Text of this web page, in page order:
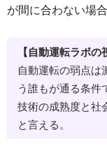
が間に合わない場合
【自動運転ラボの
自動運転の弱点は
う誰もが通る条件
技術の成熟度と社
と言える。